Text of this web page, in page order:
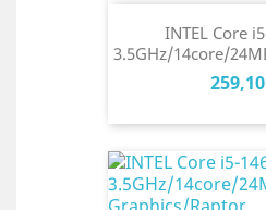
INTEL Core
3.5GHz/14core/
Cena